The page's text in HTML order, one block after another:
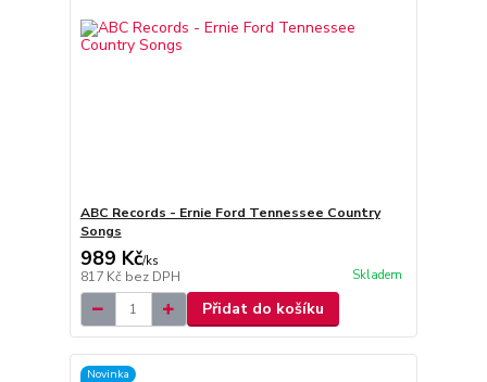
ABC Records - Ernie Ford Tennessee Country
Songs
989 Kč/ks
817 Kč bez DPH Skladem
Přidat do košíku
Novinka